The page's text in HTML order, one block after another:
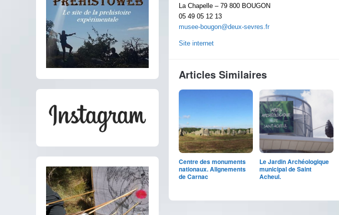
La Chapelle – 79 800 BOUGON
05 49 05 12 13
musee-bougon@deux-sevres.fr
Site internet
Articles Similaires
Centre des monuments
nationaux. Alignements
de Carnac
Le Jardin Archéologique
municipal de Saint
Acheul.